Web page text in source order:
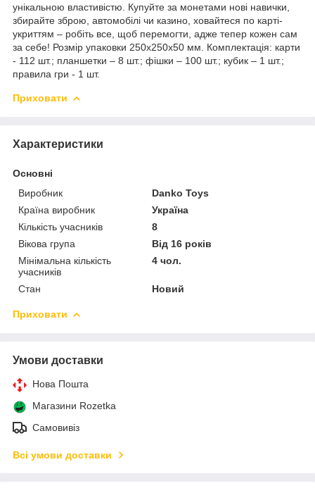
унікальною властивістю. Купуйте за монетами нові навички,
збирайте зброю, автомобілі чи казино, ховайтеся по карті-
укриттям – робіть все, щоб перемогти, адже тепер кожен сам
за себе! Розмір упаковки 250х250х50 мм. Комплектація: карти
- 112 шт.; планшетки – 8 шт.; фішки – 100 шт.; кубик – 1 шт.;
правила гри - 1 шт.
Приховати
Характеристики
Основні
Виробник
Danko Toys
Країна виробник
Україна
Кількість учасників
8
Вікова група
Від 16 років
Мінімальна кількість
учасників
4 чол.
Стан Новий
Приховати
Умови доставки
Нова Пошта
Магазини Rozetka
Самовивіз
Всі умови доставки